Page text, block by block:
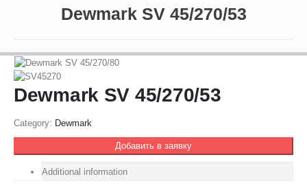
Dewmark SV 45/270/53
Dewmark SV 45/270/53
Category: Dewmark
Добавить в заявку
Additional information